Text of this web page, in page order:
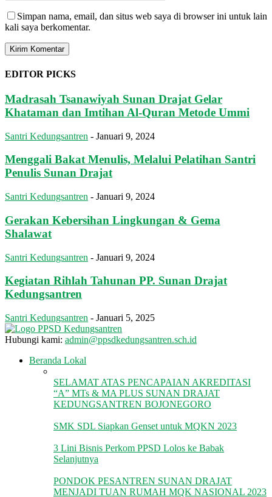
Simpan nama, email, dan situs web saya di browser ini untuk lain
kali saya berkomentar.
EDITOR PICKS
Madrasah Tsanawiyah Sunan Drajat Gelar
Khataman dan Imtihan Al-Quran Metode Ummi
Santri Kedungsantren - Januari 9, 2024
Menggali Bakat Menulis, Melalui Pelatihan Santri
Penulis Sunan Drajat
Santri Kedungsantren - Januari 9, 2024
Gerakan Kebersihan Lingkungan & Gema
Shalawat
Santri Kedungsantren - Januari 9, 2024
Kegiatan Rihlah Tahunan PP. Sunan Drajat
Kedungsantren
Santri Kedungsantren - Januari 5, 2025
Hubungi kami: admin@ppsdkedungsantren.sch.id
Beranda Lokal
SELAMAT ATAS PENCAPAIAN AKREDITASI
“A” MTs & MA PLUS SUNAN DRAJAT
KEDUNGSANTREN BOJONEGORO
SMK SDL Siapkan Genset untuk MQKN 2023
3 Lini Bisnis Perkom PPSD Lolos ke Babak
Selanjutnya
PONDOK PESANTREN SUNAN DRAJAT
MENJADI TUAN RUMAH MQK NASIONAL 2023